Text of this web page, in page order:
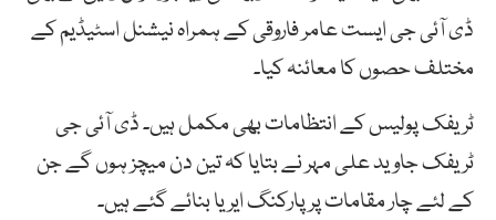
ڈی آئی جی ایست عامر فاروقی کے ہمراہ نیشنل اسٹیڈیم کے
مختلف حصوں کا معائنہ کیا۔
ٹریفک پولیس کے انتظامات بھی مکمل ہیں۔ ڈی آئی جی
ٹریفک جاوید علی مہر نے بتایا کہ تین دن میچز ہوں گے جن
کے لئے چار مقامات پر پارکنگ ایریا بنائے گئے ہیں۔